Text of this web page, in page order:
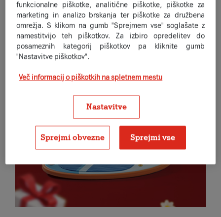
funkcionalne piškotke, analitične piškotke, piškotke za
marketing in analizo brskanja ter piškotke za družbena
omrežja. S klikom na gumb "Sprejmem vse" soglašate z
namestitvijo teh piškotkov. Za izbiro opredelitev do
posameznih kategorij piškotkov pa kliknite gumb
"Nastavitve piškotkov".
Več informacij o piškotkih na spletnem mestu
Nastavitve
Sprejmi obvezne Sprejmi vse